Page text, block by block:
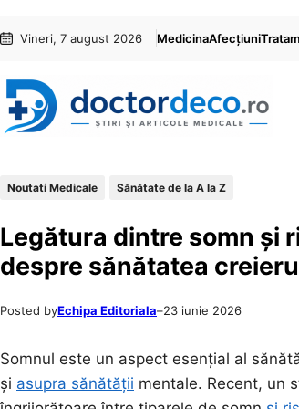
conținut
content
Vineri, 7 august 2026 MedicinaAfecțiuni
Noutati Medicale Sănătate de la A la Z
Legătura dintre somn și
despre sănătatea
Posted byEchipa Editoriala–23 iunie 2026
Somnul este un aspect esențial al
și asupra sănătății mentale. Recent, un